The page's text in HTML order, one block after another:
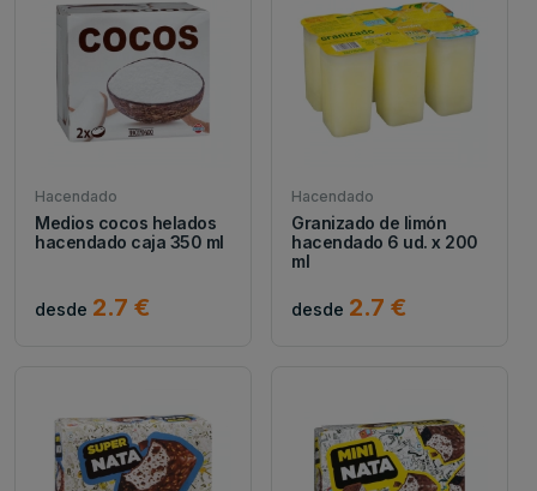
Hacendado
Medios cocos helados
hacendado caja 350 ml
desde 2.7 €
Hacendado
Granizado de limón
hacendado 6 ud. x 200
ml
desde 2.7 €